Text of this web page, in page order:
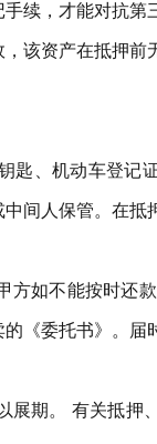
续，才能对抗第
该资产在抵押前
、机动车登记
间人保管。在抵
如不能按时还
《委托书》。届
期。 有关抵押